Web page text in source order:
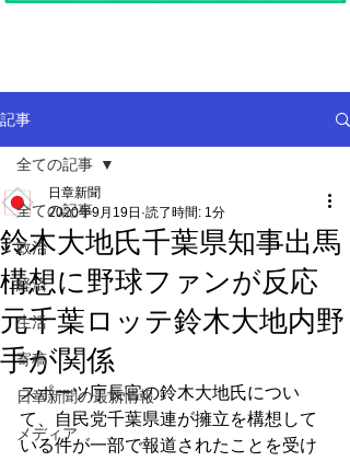
記事
全ての記事
政治
経済
生活
寄稿
日章新聞の最新情報
メディア
全ての記事
鈴木大地氏千葉県知事出馬
構想に野球ファンが反応
元千葉ロッテ鈴木大地内野
手が関係
日章新聞
2020年9月19日 読了時間: 1分
スポーツ庁長官の鈴木大地氏につい
て、自民党千葉県連が擁立を構想して
いる件が一部で報道されたことを受け